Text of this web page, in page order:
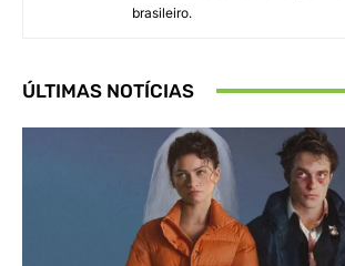
brasileiro.
ÚLTIMAS NOTÍCIAS